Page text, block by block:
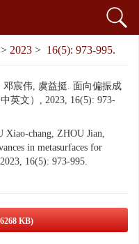
> 2023 > 16(5): 973-995.
宸伟, 虞益挺. 面向偏振成
英文）, 2023, 16(5): 973-
Xiao-chang, ZHOU Jian,
in metasurfaces for
16(5): 973-995.
KB)